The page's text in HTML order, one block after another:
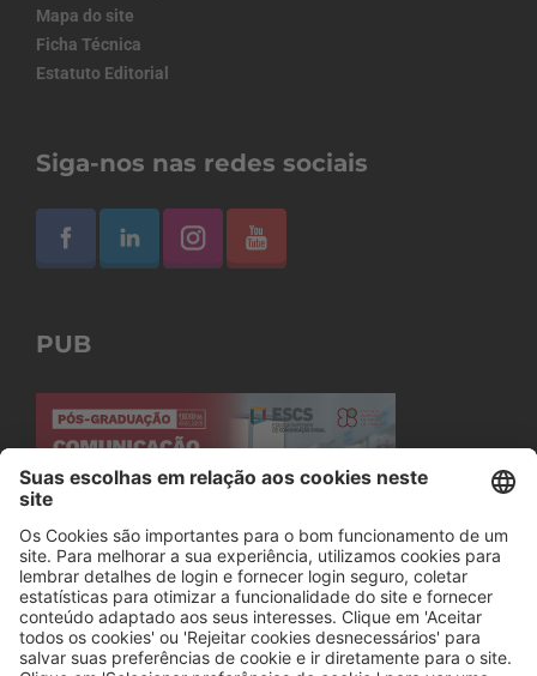
Mapa do site
Ficha Técnica
Estatuto Editorial
Siga-nos nas redes sociais
PUB